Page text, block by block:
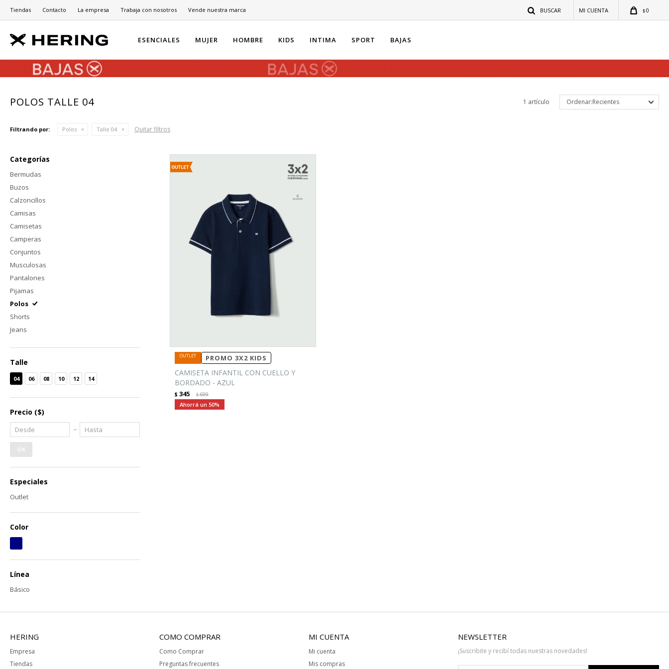
ESENCIALES MUJER HOMBRE KIDS INTIMA SPORT BAJAS
$0
Tiendas Contacto La empresa Trabaja con nosotros Vende nuestra marca
POLOS TALLE 04 1 artículo Recientes
Filtrando por: Polos Talle 04 Quitar filtros
PROMO 3X2 KIDS
CAMISETA INFANTIL CON CUELLO Y
BORDADO - AZUL
$ 345 $699
50
Categorías
Bermudas
Buzos
Calzoncillos
Camisas
Camisetas
Camperas
Conjuntos
Musculosas
Pantalones
Pijamas
Polos
Shorts
Jeans
Talle
04 06 08 10 12 14
Precio ($)
OK
Especiales
Outlet
Color
Línea
Básico
HERING
Empresa
Tiendas
COMO COMPRAR
Como Comprar
Preguntas frecuentes
MI CUENTA
Mi cuenta
Mis compras
NEWSLETTER
¡Suscribite y recibí todas nuestras novedades!